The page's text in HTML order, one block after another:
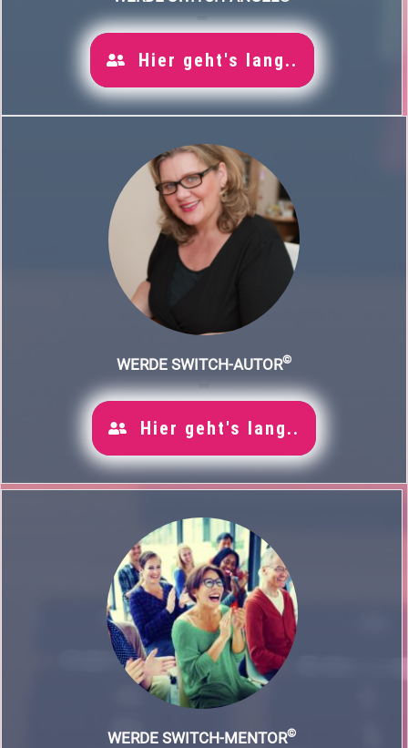
Hier geht's lang..
WERDE SWITCH-AUTOR©
Hier geht's lang..
WERDE SWITCH-MENTOR©